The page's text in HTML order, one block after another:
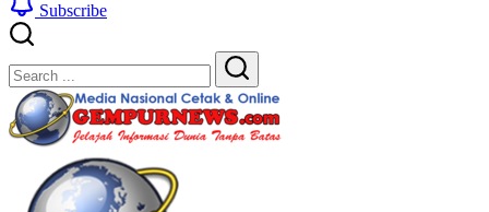
Subscribe
Search
Search